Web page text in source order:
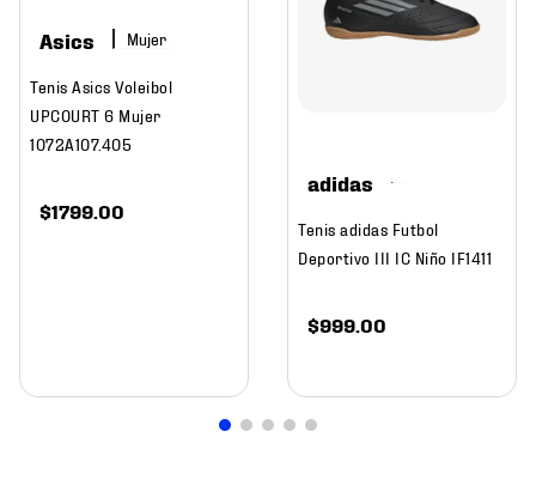
Asics Mujer
Tenis Asics Voleibol
UPCOURT 6 Mujer
1072A107.405
$1799.00
adidas
Tenis adidas Futbol
Deportivo III IC Niño IF1411
$999.00